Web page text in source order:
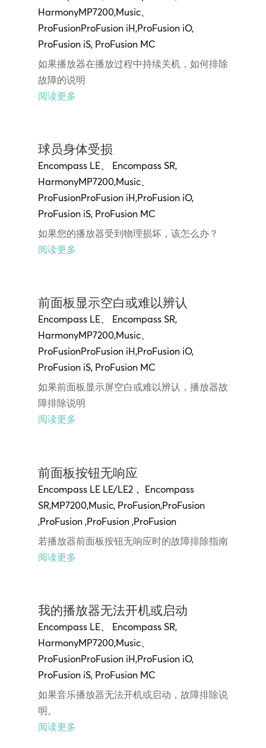
HarmonyMP7200,Music、
ProFusionProFusion iH,ProFusion iO,
ProFusion iS, ProFusion MC
如果播放器在播放过程中持续关机，如何排除
故障的说明
阅读更多
球员身体受损
Encompass LE、 Encompass SR,
HarmonyMP7200,Music、
ProFusionProFusion iH,ProFusion iO,
ProFusion iS, ProFusion MC
如果您的播放器受到物理损坏，该怎么办？
阅读更多
前面板显示空白或难以辨认
Encompass LE、 Encompass SR,
HarmonyMP7200,Music、
ProFusionProFusion iH,ProFusion iO,
ProFusion iS, ProFusion MC
如果前面板显示屏空白或难以辨认，播放器故
障排除说明
阅读更多
前面板按钮无响应
Encompass LELE/LE2， Encompass
SR,MP7200,Music, ProFusion,ProFusion
,ProFusion ,ProFusion ,ProFusion
若播放器前面板按钮无响应时的故障排除指南
阅读更多
我的播放器无法开机或启动
Encompass LE、 Encompass SR,
HarmonyMP7200,Music、
ProFusionProFusion iH,ProFusion iO,
ProFusion iS, ProFusion MC
如果音乐播放器无法开机或启动，故障排除说
明。
阅读更多